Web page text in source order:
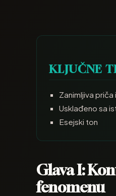
KLJUČNE
Zanimljiva priča
Usklađeno sa
Esejski ton
Glava I:
fenomenu